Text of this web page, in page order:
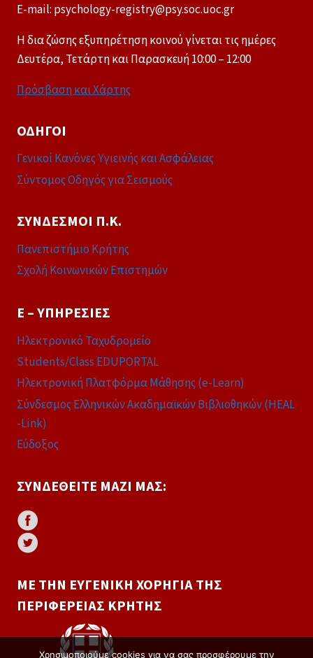
E-mail: psychology-registry@psy.soc.uoc.gr
Η δια ζώσης εξυπηρέτηση κοινού γίνεται τις ημέρες
Δευτέρα, Τετάρτη και Παρασκευή 10:00 – 12:00
Πρόσβαση και Χάρτης
ΟΔΗΓΟΊ
Γενικοί Κανόνες Υγιεινής και Ασφάλειας
Σύντομος Οδηγός για Σεισμούς
ΣΎΝΔΕΣΜΟΙ Π.Κ.
Πανεπιστήμιο Κρήτης
Σχολή Κοινωνικών Επιστημών
E – ΥΠΗΡΕΣΊΕΣ
Ηλεκτρονικό Ταχυδρομείο
Students/Class EDUPORTAL
Ηλεκτρονική Πλατφόρμα Μάθησης (e-Learn)
Σύνδεσμος Ελληνικών Ακαδημαϊκών Βιβλιοθηκών (HEAL
-Link)
Εύδοξος
ΣΥΝΔΕΘΕΊΤΕ ΜΑΖΊ ΜΑΣ:
ΜΕ ΤΗΝ ΕΥΓΕΝΙΚΉ ΧΟΡΗΓΊΑ ΤΗΣ
ΠΕΡΙΦΈΡΕΙΑΣ ΚΡΉΤΗΣ
Χρησιμοποιούμε cookies για να σας προσφέρουμε την